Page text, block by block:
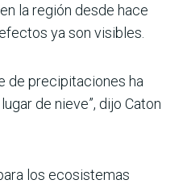
la región desde hace
ya son visibles.
de precipitaciones ha
de nieve”, dijo Caton
los ecosistemas